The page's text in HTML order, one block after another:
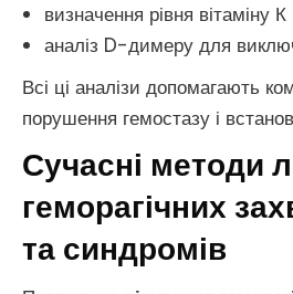
визначення рівня вітаміну К
аналіз D-димеру для
Всі ці аналізи допомагають
порушення гемостазу і
Сучасні методи
геморагічних
та синдромів